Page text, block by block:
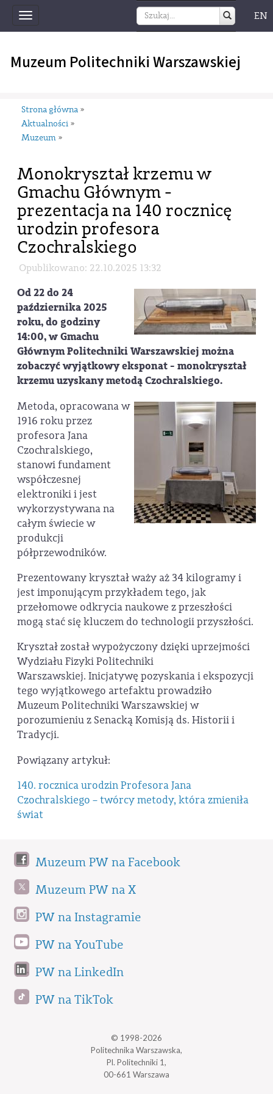
Toggle
navigation
EN
Muzeum Politechniki Warszawskiej
Strona główna »
Aktualności »
Muzeum »
Monokryształ krzemu w
Gmachu Głównym -
prezentacja na 140 rocznicę
urodzin profesora
Czochralskiego
Opublikowano: 22.10.2025 13:32
Od 22 do 24
października 2025
roku, do godziny
14:00, w Gmachu
Głównym Politechniki Warszawskiej można
zobaczyć wyjątkowy eksponat - monokryształ
krzemu uzyskany metodą Czochralskiego.
Metoda, opracowana w
1916 roku przez
profesora Jana
Czochralskiego,
stanowi fundament
współczesnej
elektroniki i jest
wykorzystywana na
całym świecie w
produkcji
półprzewodników.
Prezentowany kryształ waży aż 34 kilogramy i
jest imponującym przykładem tego, jak
przełomowe odkrycia naukowe z przeszłości
mogą stać się kluczem do technologii przyszłości.
Kryształ został wypożyczony dzięki uprzejmości
Wydziału Fizyki Politechniki
Warszawskiej. Inicjatywę pozyskania i ekspozycji
tego wyjątkowego artefaktu prowadziło
Muzeum Politechniki Warszawskiej w
porozumieniu z Senacką Komisją ds. Historii i
Tradycji.
Powiązany artykuł:
140. rocznica urodzin Profesora Jana
Czochralskiego – twórcy metody, która zmieniła
świat
Muzeum PW na Facebook
Muzeum PW na X
PW na Instagramie
PW na YouTube
PW na LinkedIn
PW na TikTok
© 1998-2026
Politechnika Warszawska,
Pl. Politechniki 1,
00-661 Warszawa